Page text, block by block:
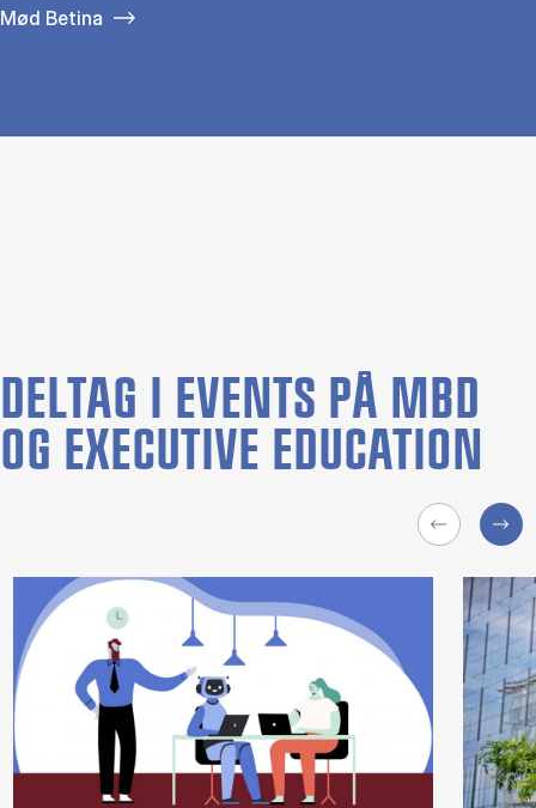
Mød Betina
DELTAG I EVENTS PÅ MBD
OG EXECUTIVE EDUCATION